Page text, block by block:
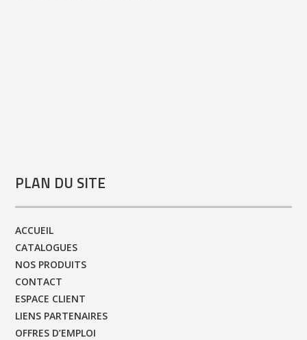
PLAN DU SITE
ACCUEIL
CATALOGUES
NOS PRODUITS
CONTACT
ESPACE CLIENT
LIENS PARTENAIRES
OFFRES D’EMPLOI